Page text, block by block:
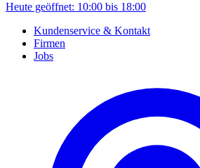
Heute geöffnet: 10:00 bis 18:00
Kundenservice & Kontakt
Firmen
Jobs